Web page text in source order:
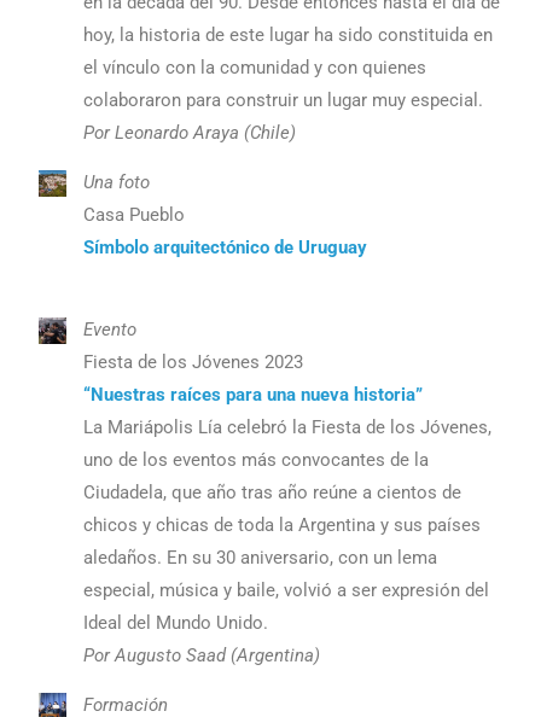
hoy, la historia de este lugar ha sido constituida en
el vínculo con la comunidad y con quienes
colaboraron para construir un lugar muy especial.
Por Leonardo Araya (Chile)
Una foto
Casa Pueblo
Símbolo arquitectónico de Uruguay
Evento
Fiesta de los Jóvenes 2023
“Nuestras raíces para una nueva historia”
La Mariápolis Lía celebró la Fiesta de los Jóvenes,
uno de los eventos más convocantes de la
Ciudadela, que año tras año reúne a cientos de
chicos y chicas de toda la Argentina y sus países
aledaños. En su 30 aniversario, con un lema
especial, música y baile, volvió a ser expresión del
Ideal del Mundo Unido.
Por Augusto Saad (Argentina)
Formación